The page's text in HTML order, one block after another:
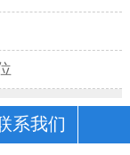
系我们